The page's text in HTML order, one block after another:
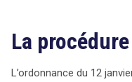
La
L’ordonnance du 12